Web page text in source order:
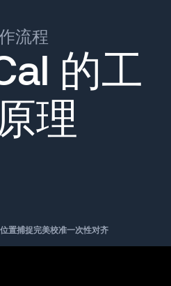
流程
的工
理
位置捕捉完美校准一次性对齐